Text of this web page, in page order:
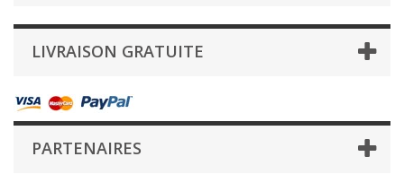
LIVRAISON GRATUITE
PARTENAIRES